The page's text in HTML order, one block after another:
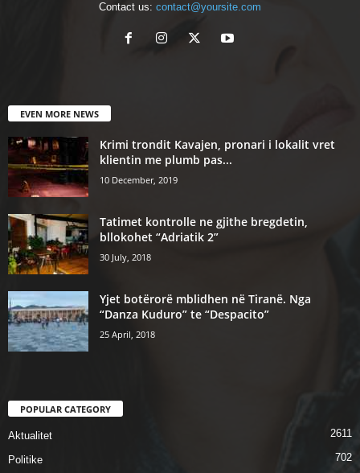
Contact us: contact@yoursite.com
EVEN MORE NEWS
Krimi trondit Kavajen, pronari i lokalit vret
klientin me plumb pas...
10 December, 2019
Tatimet kontrolle ne gjithe bregdetin,
bllokohet “Adriatik 2”
30 July, 2018
Yjet botërorë mblidhen në Tiranë. Nga
“Danza Kuduro” te “Despacito”
25 April, 2018
POPULAR CATEGORY
Aktualitet 2611
Politike 702